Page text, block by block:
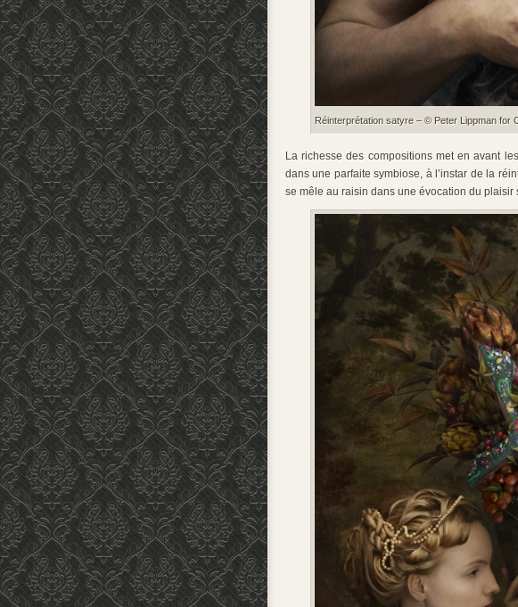
Réinterprétation satyre – © Peter Lippman for
La richesse des compositions met en avant
dans une parfaite symbiose, à l’instar de la
se mêle au raisin dans une évocation du plaisir